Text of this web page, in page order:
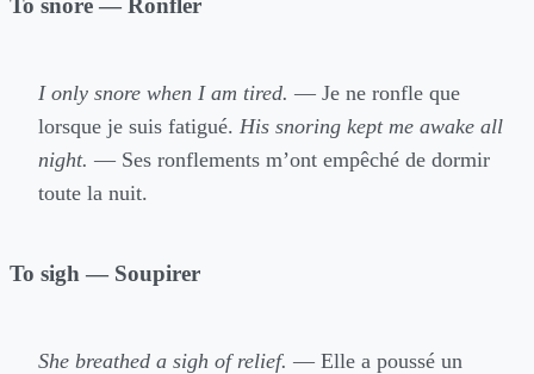
To snore — Ronfler
I only snore when I am tired. — Je ne ronfle que
lorsque je suis fatigué. His snoring kept me awake all
night. — Ses ronflements m’ont empêché de dormir
toute la nuit.
To sigh — Soupirer
She breathed a sigh of relief. — Elle a poussé un